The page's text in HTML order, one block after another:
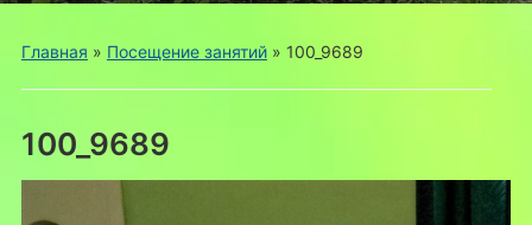
меню
Главная » Посещение занятий» 100_9689
100_9689